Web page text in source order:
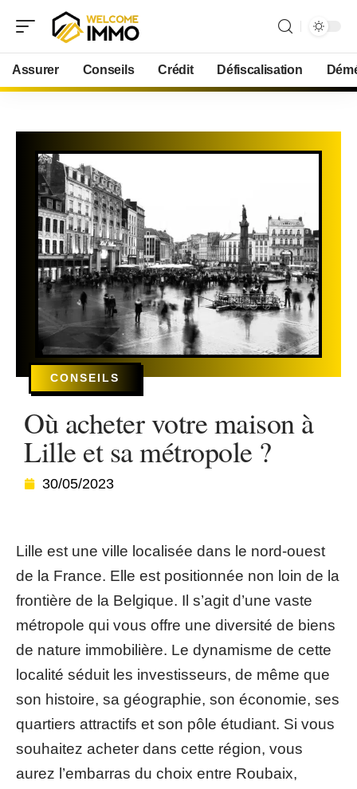
Assurer Conseils Crédit Défiscalisation
CONSEILS
Où acheter votre maison à
Lille et sa métropole ?
30/05/2023
Lille est une ville localisée dans le nord-ouest
de la France. Elle est positionnée non loin de la
frontière de la Belgique. Il s’agit d’une vaste
métropole qui vous offre une diversité de biens
de nature immobilière. Le dynamisme de cette
localité séduit les investisseurs, de même que
son histoire, sa géographie, son économie, ses
quartiers attractifs et son pôle étudiant. Si vous
souhaitez acheter dans cette région, vous
aurez l’embarras du choix entre Roubaix,